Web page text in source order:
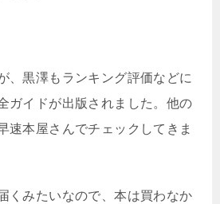
、黒澤もランキング評価などに
ガイドが出版されました。他の
速本屋さんでチェックしてきま
くみたいなので、本は買わなか